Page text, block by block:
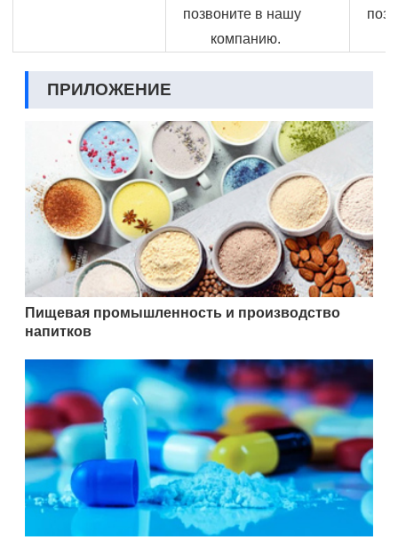
позвоните в нашу
компанию.
ПРИЛОЖЕНИЕ
Пищевая промышленность и производство
напитков